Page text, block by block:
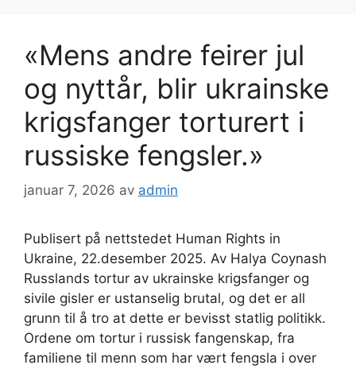
«Mens andre feirer jul
og nyttår, blir ukrainske
krigsfanger torturert i
russiske fengsler.»
januar 7, 2026 av admin
Publisert på nettstedet Human Rights in
Ukraine, 22.desember 2025. Av Halya Coynash
Russlands tortur av ukrainske krigsfanger og
sivile gisler er ustanselig brutal, og det er all
grunn til å tro at dette er bevisst statlig politikk.
Ordene om tortur i russisk fangenskap, fra
familiene til menn som har vært fengsla i over